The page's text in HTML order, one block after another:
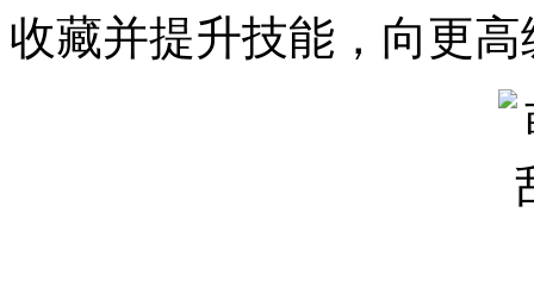
收藏并提升技能，向更